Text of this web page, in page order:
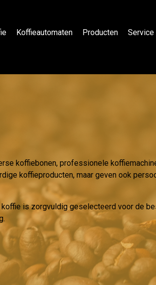
Koffieautomaten Producten Service
koffiebonen, professionele
koffieproducten, maar geven ook
is zorgvuldig geselecteerd voor de